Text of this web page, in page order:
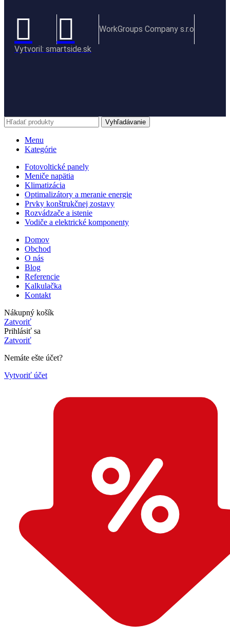
WorkGroups Company s.r.o
Vytvoril: smartside.sk
Vyhľadávanie
Menu
Kategórie
Fotovoltické panely
Meniče napätia
Klimatizácia
Optimalizátory a meranie energie
Prvky konštrukčnej zostavy
Rozvádzače a istenie
Vodiče a elektrické komponenty
Domov
Obchod
O nás
Blog
Referencie
Kalkulačka
Kontakt
Nákupný košík
Zatvoriť
Prihlásiť sa
Zatvoriť
Nemáte ešte účet?
Vytvoriť účet